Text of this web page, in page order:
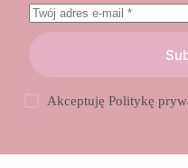
AkceptujęPolitykę